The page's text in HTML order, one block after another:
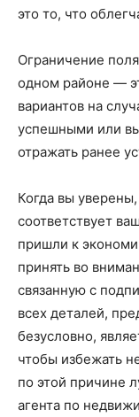
это то, что
Ограничение
одном районе —
вариантов на
успешными или
отражать ранее
Когда вы
соответствует
пришли к
принять во
связанную с
всех деталей,
безусловно,
чтобы избежать
по этой причине
агента по